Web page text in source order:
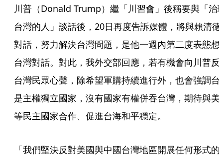
川普（Donald Trump）繼「川習會」後稱要與「治
台灣的人」談話後，20日再度告訴媒體，將與賴清德
對話，努力解決台灣問題，是他一週內第二度表態想
台灣對話。對此，我外交部回應，若有機會向川普反
台灣民眾心聲，除希望軍購持續進行外，也會強調台
是主權獨立國家，沒有國家有權併吞台灣，期待與美
等民主國家合作、促進台海和平穩定。
「我們堅決反對美國與中國台灣地區開展任何形式的